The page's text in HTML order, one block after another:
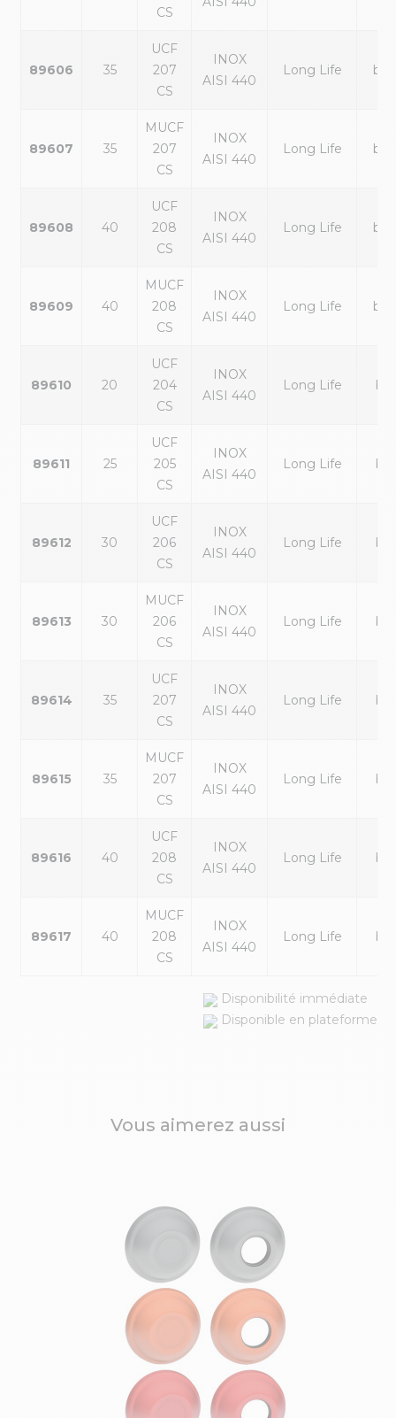
CS
89606 35
UCF
207
CS
INOX
AISI 440
Long Life
89607 35
MUCF
207
CS
INOX
AISI 440
Long Life
89608 40
UCF
208
CS
INOX
AISI 440
Long Life
89609 40
MUCF
208
CS
INOX
AISI 440
Long Life
89610 20
UCF
204
CS
INOX
AISI 440
Long Life
89611 25
UCF
205
CS
INOX
AISI 440
Long Life
89612 30
UCF
206
CS
INOX
AISI 440
Long Life
89613 30
MUCF
206
CS
INOX
AISI 440
Long Life
89614 35
UCF
207
CS
INOX
AISI 440
Long Life
89615 35
MUCF
207
CS
INOX
AISI 440
Long Life
89616 40
UCF
208
CS
INOX
AISI 440
Long Life
89617 40
MUCF
208
CS
INOX
AISI 440
Long Life
Disponibilité immédiate
Disponible en plateforme
Vous aimerez aussi